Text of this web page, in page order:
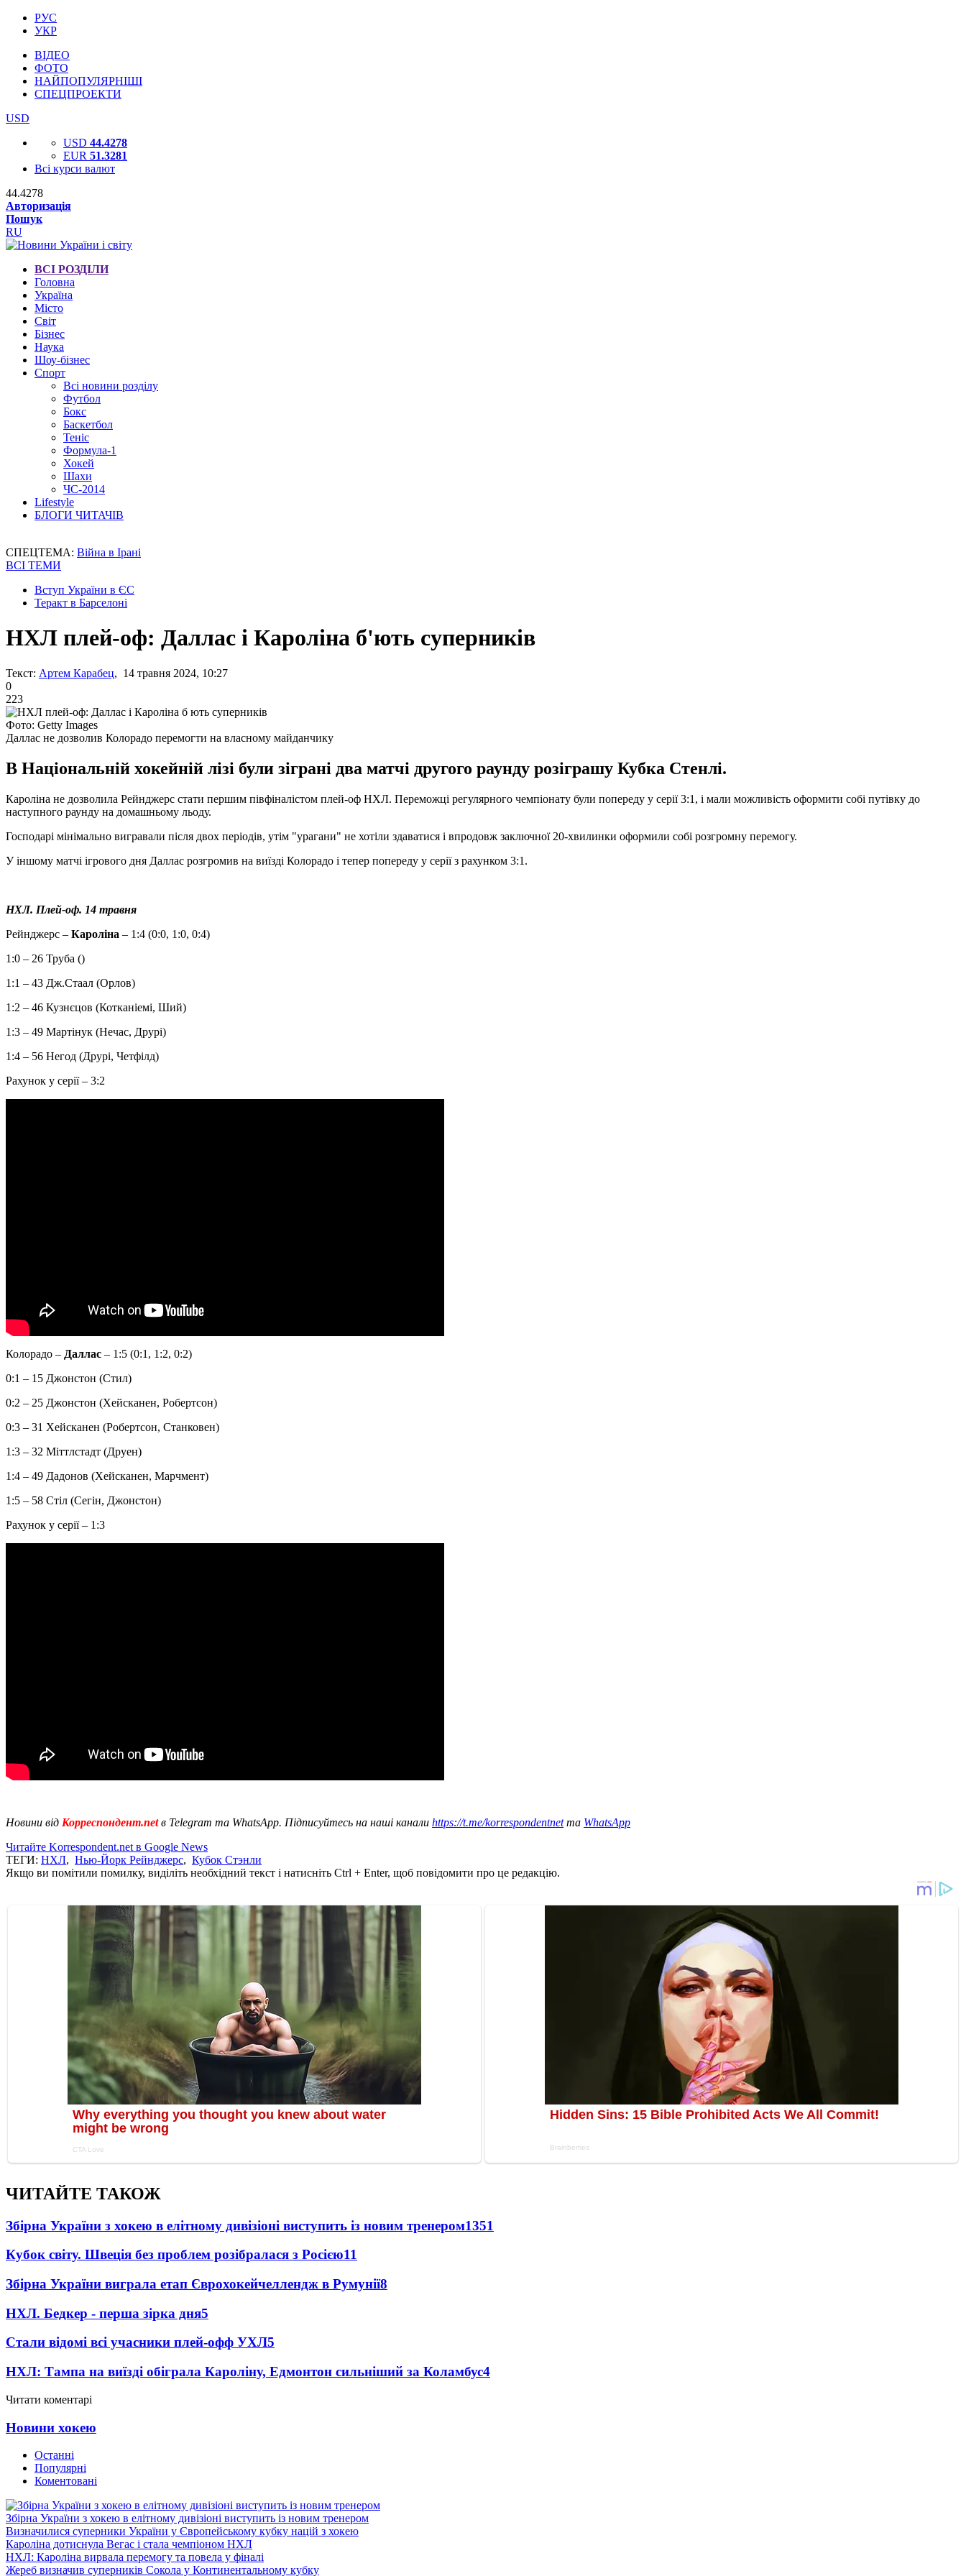
РУС
УКР
ВІДЕО
ФОТО
НАЙПОПУЛЯРНІШІ
СПЕЦПРОЕКТИ
USD
USD 44.4278
EUR 51.3281
Всі курси валют
44.4278
Авторизація
Пошук
RU
ВСІ РОЗДІЛИ
Головна
Україна
Місто
Світ
Бізнес
Наука
Шоу-бізнес
Спорт
Всі новини розділу
Футбол
Бокс
Баскетбол
Теніс
Формула-1
Хокей
Шахи
ЧС-2014
Lifestyle
БЛОГИ ЧИТАЧІВ
СПЕЦТЕМА: Війна в Ірані
ВСІ ТЕМИ
Вступ України в ЄС
Теракт в Барселоні
НХЛ плей-оф: Даллас і Кароліна б'ють суперників
Текст: Артем Карабец, 14 травня 2024, 10:27
0
223
Фото: Getty Images
Даллас не дозволив Колорадо перемогти на власному майданчику
В Національній хокейній лізі були зіграні два матчі другого раунду розіграшу Кубка Стенлі.
Кароліна не дозволила Рейнджерс стати першим півфіналістом плей-оф НХЛ. Переможці регулярного чемпіонату були попереду у серії 3:1, і мали можливість оформити собі путівку до
наступного раунду на домашньому льоду.
Господарі мінімально вигравали після двох періодів, утім "урагани" не хотіли здаватися і впродовж заключної 20-хвилинки оформили собі розгромну перемогу.
У іншому матчі ігрового дня Даллас розгромив на виїзді Колорадо і тепер попереду у серії з рахунком 3:1.
НХЛ. Плей-оф. 14 травня
Рейнджерс – Кароліна – 1:4 (0:0, 1:0, 0:4)
1:0 – 26 Труба ()
1:1 – 43 Дж.Стаал (Орлов)
1:2 – 46 Кузнєцов (Котканіемі, Ший)
1:3 – 49 Мартінук (Нечас, Друрі)
1:4 – 56 Негод (Друрі, Четфілд)
Рахунок у серії – 3:2
Колорадо – Даллас – 1:5 (0:1, 1:2, 0:2)
0:1 – 15 Джонстон (Стил)
0:2 – 25 Джонстон (Хейсканен, Робертсон)
0:3 – 31 Хейсканен (Робертсон, Станковен)
1:3 – 32 Міттлстадт (Друен)
1:4 – 49 Дадонов (Хейсканен, Марчмент)
1:5 – 58 Стіл (Сегін, Джонстон)
Рахунок у серії – 1:3
Новини від Корреспондент.netв Telegram та WhatsApp. Підписуйтесь на наші канали https://t.me/korrespondentnetта WhatsApp
Читайте Korrespondent.net в Google News
ТЕГИ: НХЛ, Нью-Йорк Рейнджерс, Кубок Стэнли
Якщо ви помітили помилку, виділіть необхідний текст і натисніть Ctrl + Enter, щоб повідомити про це редакцію.
ЧИТАЙТЕ ТАКОЖ
Збірна України з хокею в елітному дивізіоні виступить із новим тренером1351
Кубок світу. Швеція без проблем розібралася з Росією11
Збірна України виграла етап Єврохокейчеллендж в Румунії8
НХЛ. Бедкер - перша зірка дня5
Стали відомі всі учасники плей-офф УХЛ5
НХЛ: Тампа на виїзді обіграла Кароліну, Едмонтон сильніший за Коламбус4
Читати коментарі
Новини хокею
Останні
Популярні
Коментовані
Збірна України з хокею в елітному дивізіоні виступить із новим тренером
Визначилися суперники України у Європейському кубку націй з хокею
Кароліна дотиснула Вегас і стала чемпіоном НХЛ
НХЛ: Кароліна вирвала перемогу та повела у фіналі
Жереб визначив суперників Сокола у Континентальному кубку